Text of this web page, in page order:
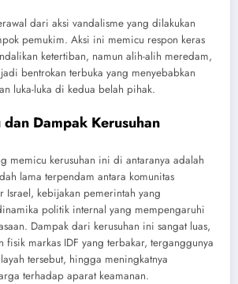
dari aksi vandalisme yang dilakukan
pemukim. Aksi ini memicu respon keras
ketertiban, namun alih-alih meredam,
bentrokan terbuka yang menyebabkan
luka-luka di kedua belah pihak.
Dampak Kerusuhan
memicu kerusuhan ini di antaranya adalah
lama terpendam antara komunitas
Israel, kebijakan pemerintah yang
politik internal yang mempengaruhi
Dampak dari kerusuhan ini sangat luas,
fisik markas IDF yang terbakar, terganggunya
tersebut, hingga meningkatnya
terhadap aparat keamanan.